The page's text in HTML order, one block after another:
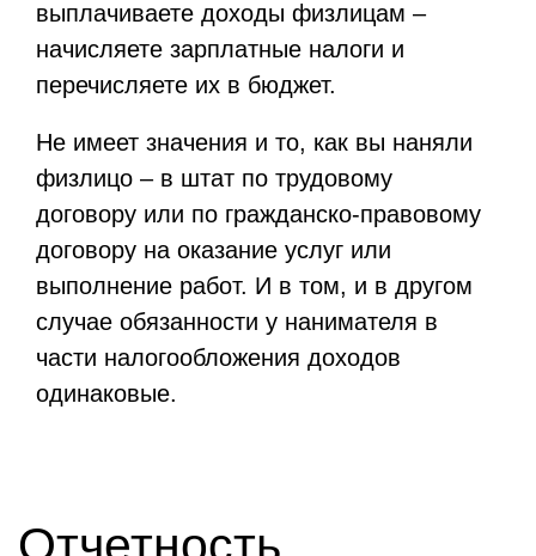
выплачиваете доходы физлицам –
начисляете зарплатные налоги и
перечисляете их в бюджет.
Не имеет значения и то, как вы наняли
физлицо – в штат по трудовому
договору или по гражданско-правовому
договору на оказание услуг или
выполнение работ. И в том, и в другом
случае обязанности у нанимателя в
части налогообложения доходов
одинаковые.